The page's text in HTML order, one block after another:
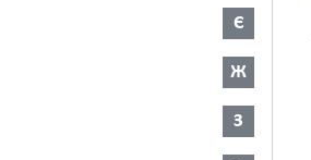
Є
Ж
З